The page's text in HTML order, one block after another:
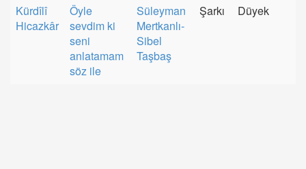
Kürdîlî
Hicazkâr
Öyle
sevdim ki
seni
anlatamam
söz ile
Süleyman
Mertkanlı-
Sibel
Taşbaş
Şarkı Düyek